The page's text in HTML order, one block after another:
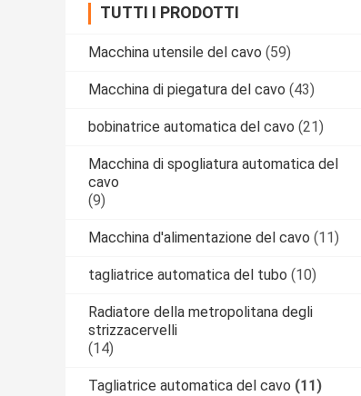
TUTTI I PRODOTTI
Macchina utensile del cavo (59)
Macchina di piegatura del cavo (43)
bobinatrice automatica del cavo (21)
Macchina di spogliatura automatica del
cavo
(9)
Macchina d'alimentazione del cavo (11)
tagliatrice automatica del tubo (10)
Radiatore della metropolitana degli
strizzacervelli
(14)
Tagliatrice automatica del cavo (11)